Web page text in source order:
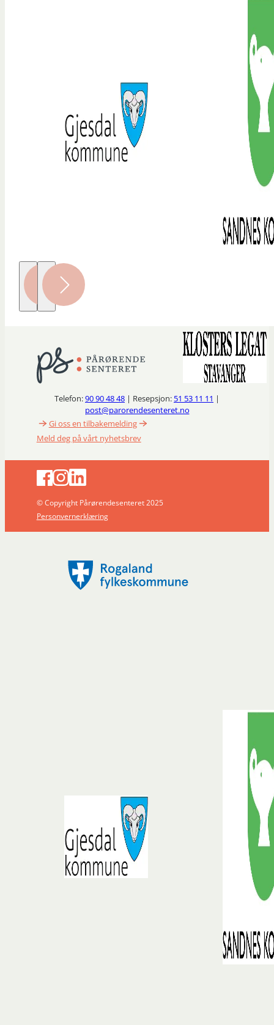
Telefon:90 90 48 48 | Resepsjon: 51 53 11 11 |
post@parorendesenteret.no
Gi oss en tilbakemelding
Meld deg på vårt nyhetsbrev
© Copyright Pårørendesenteret 2025
Personvernerklæring